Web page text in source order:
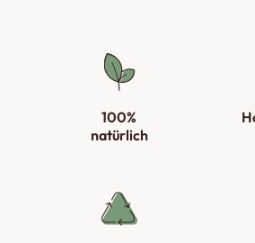
100%
natürlich